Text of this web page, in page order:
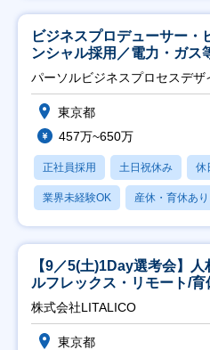
ビジネスプロデューサー・
ンシャル採用／電力・ガス
ト推進】
パーソルビジネスプロセスデザ
東京都
457万~650万
正社員採用 土日祝休み 休
業界未経験OK 産休・育休あり
【9／5(土)1Day選考会】
ルフレックス・リモート/
株式会社LITALICO
東京都